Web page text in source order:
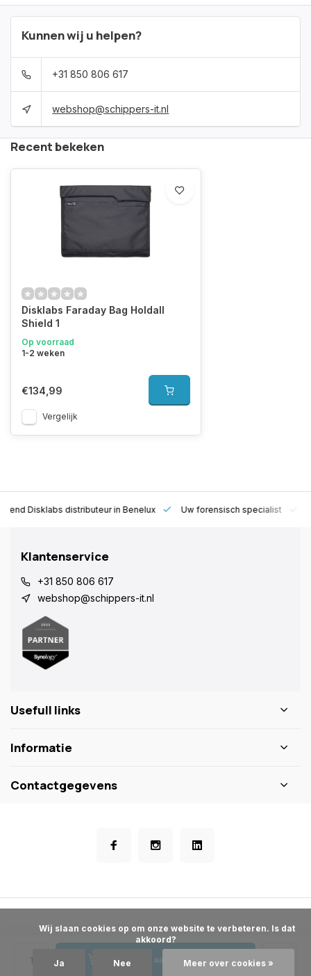
Toevoegen aan winkelwagen
Kunnen wij u helpen?
+31 850 806 617
webshop@schippers-it.nl
Recent bekeken
Disklabs Faraday Bag Holdall
Shield 1
Op voorraad
1-2 weken
€134,99
Vergelijk
Disklabs distributeur in Benelux Uw forensisch specialist
Klantenservice
+31 850 806 617
webshop@schippers-it.nl
Usefull links
Informatie
Contactgegevens
akkoord?
Ja Nee Meer over cookies »